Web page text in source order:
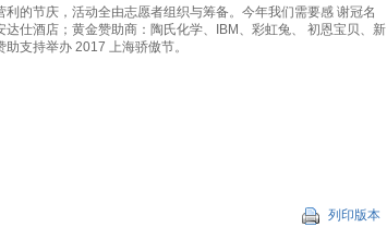
利的节庆，活动全由志愿者组织与筹备。今年我们需要感 谢冠名
达仕酒店；黄金赞助商：陶氏化学、IBM、彩虹兔、 初恩宝贝、新
支持举办 2017 上海骄傲节。
列印版本